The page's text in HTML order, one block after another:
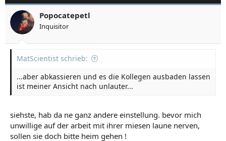
Popocatepetl
Inquisitor
MatScientist schrieb:
...aber abkassieren und es die Kollegen ausbaden lassen
ist meiner Ansicht nach unlauter...
siehste, hab da ne ganz andere einstellung. bevor mich
unwillige auf der arbeit mit ihrer miesen laune nerven,
sollen sie doch bitte heim gehen !